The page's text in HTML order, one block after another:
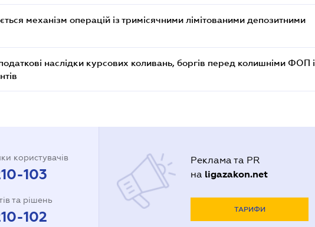
механізм операцій із тримісячними лімітованими депозитними
наслідки курсових коливань, боргів перед колишніми ФОП і
користувачів
103
та рішень
102
Реклама та PR
на ligazakon.net
ТАРИФИ